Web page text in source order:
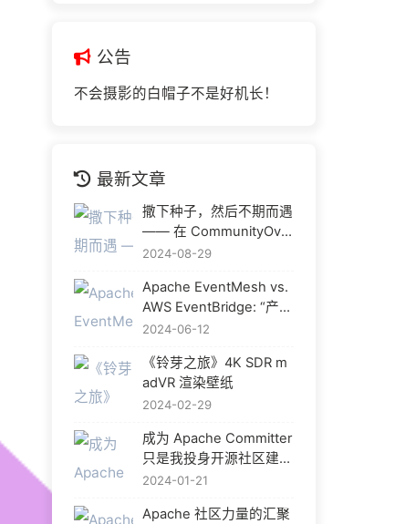
公告
不会摄影的白帽子不是好机长！
最新文章
撒下种子，然后不期而遇
—— 在 CommunityOver
Code Asia 2024 与热爱
2024-08-29
Apache EventMesh vs.
AWS EventBridge: “产品
化” 是开源中间件的出路
2024-06-12
《铃芽之旅》4K SDR m
adVR 渲染壁纸
2024-02-29
成为 Apache Committer
只是我投身开源社区建设
的开始
2024-01-21
Apache 社区力量的汇聚